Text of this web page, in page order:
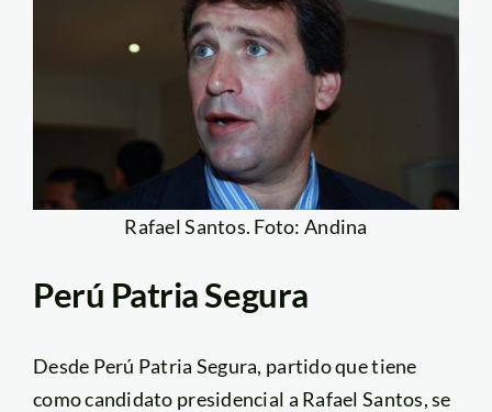
Rafael Santos. Foto: Andina
Perú Patria Segura
Desde Perú Patria Segura, partido que tiene
como candidato presidencial a Rafael Santos, se